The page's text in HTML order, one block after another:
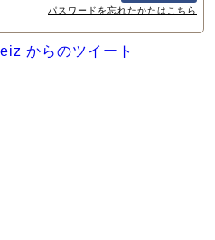
パスワードを忘れたかたはこちら
からのツイート